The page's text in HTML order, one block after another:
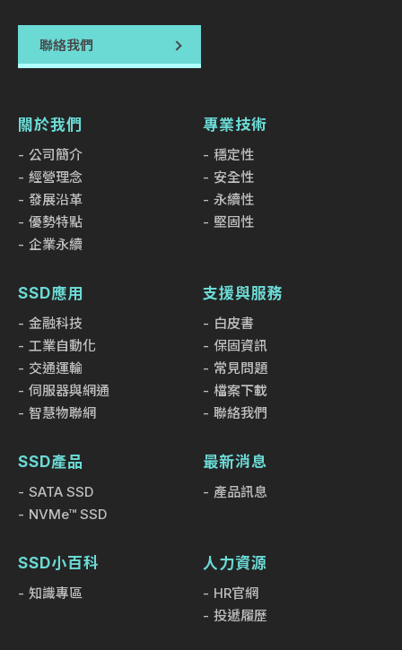
聯絡我們
關於我們
公司簡介
經營理念
發展沿革
優勢特點
企業永續
專業技術
穩定性
安全性
永續性
堅固性
SSD應用
金融科技
工業自動化
交通運輸
伺服器與網通
智慧物聯網
支援與服務
白皮書
保固資訊
常見問題
檔案下載
聯絡我們
SSD產品
SATA SSD
NVMe™ SSD
最新消息
產品訊息
SSD小百科
知識專區
人力資源
HR官網
投遞履歷